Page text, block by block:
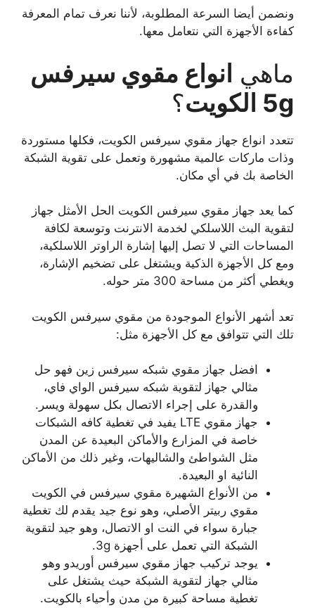
ونضمن أيضا السرعة المطلوبة، لأننا نعرف تمام المعرفة
كفاءة الأجهزة التي نتعامل معها.
ماهي انواع مقوي سيرفس
5g الكويت
؟
تتعدد انواع جهاز مقوي سيرفس الكويت، فكلها مستوردة
وذات ماركات عالمية مشهورة وتعمل على تقوية الشبكة
الخاصة بك في أي مكان.
كما يعد جهاز مقوي سيرفس الكويت الحل الأمثل جهاز
لتقوية البث اللاسلكي لخدمة الانترنت وتوسعة لكافة
المساحات التي لا تصل إليها إشارة الراوتر اللاسلكية،
ومع كل الأجهزة الذكية ويشتغل على تضخيم الإشارة،
ويغطي أكثر من مساحة 300 متر حوله.
تعد أشهر الأنواع الموجودة من مقوي سيرفس الكويت
تلك التي تتوافق مع كل الأجهزة مثل:
افضل جهاز مقوي شبكه سيرفس زين فهو حل
مثالي جهاز لتقوية شبكه سيرفس الواي فاي،
والقدرة على إجراء الاتصال بكل سهولة ويسر.
جهاز مقوي LTE يفيد في تغطية كافه الشبكات
خاصة في المزارع والأماكن البعيدة عن المدن
مثل الشواطئ والشاليهات، وغير ذلك من الأماكن
النائية او البعيدة.
من الأنواع الشهيرة مقوي سيرفس في الكويت
مقوي ربيتر الأصلي، وهو نوع جيد يقدم لك تغطية
جبارة سواء في النت او الاتصال، وهو جيد لتقوية
الشبكة التي تعمل على أجهزة 3g.
يوجد تركيب جهاز مقوي سيرفس أوريدو وهو
مثالي جهاز لتقوية الشبكة حيث يشتغل على
تغطية مساحة كبيرة من مدن وأحياء بالكويت.